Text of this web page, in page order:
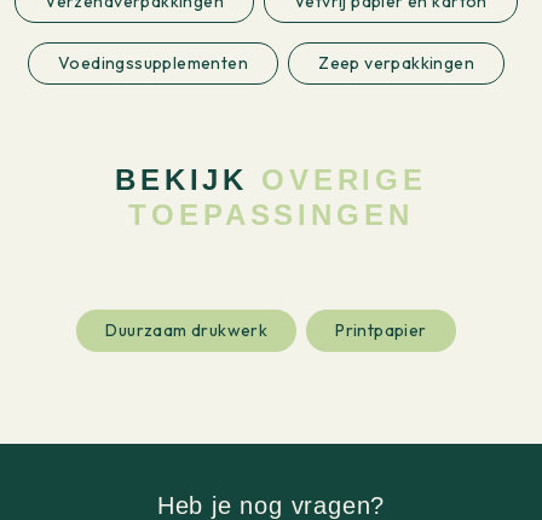
Voedingssupplementen Zeep verpakkingen
BEKIJK OVERIGE
TOEPASSINGEN
Duurzaam drukwerk Printpapier
Heb je nog vragen?